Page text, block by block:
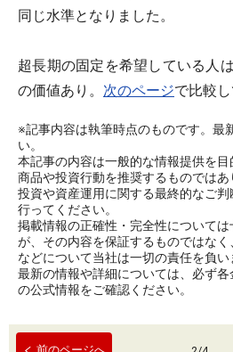
同じ水準となりました。
超長期の固定を希望している人
の価値あり。 次のページで比較し
※記事内容は執筆時点のものです。最
い。
本記事の内容は一般的な情報提供を
商品や投資行動を推奨するものではあ
投資や資産運用に関する最終的なご
行ってください。
掲載情報の正確性・完全性について
が、その内容を保証するものではな
などについて当社は一切の責任を負い
最新の情報や詳細については、必ず
の公式情報をご確認ください。